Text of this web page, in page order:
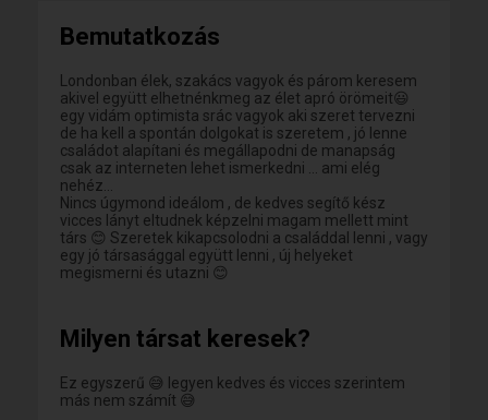
Bemutatkozás
Londonban élek, szakács vagyok és párom keresem
akivel együtt elhetnénkmeg az élet apró örömeit😃
egy vidám optimista srác vagyok aki szeret tervezni
de ha kell a spontán dolgokat is szeretem , jó lenne
családot alapítani és megállapodni de manapság
csak az interneten lehet ismerkedni ... ami elég
nehéz...
Nincs úgymond ideálom , de kedves segítő kész
vicces lányt eltudnek képzelni magam mellett mint
társ 😊 Szeretek kikapcsolodni a családdal lenni , vagy
egy jó társasággal együtt lenni , új helyeket
megismerni és utazni 😊
Milyen társat keresek?
Ez egyszerű 😅 legyen kedves és vicces szerintem
más nem számít 😅